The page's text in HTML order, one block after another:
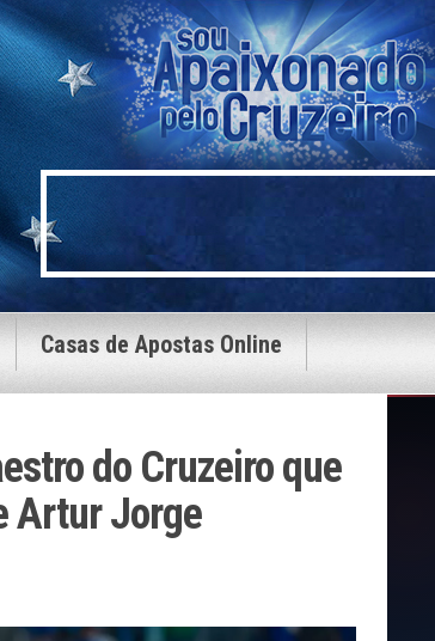
Casas de Apostas Online
do Cruzeiro que
Artur Jorge